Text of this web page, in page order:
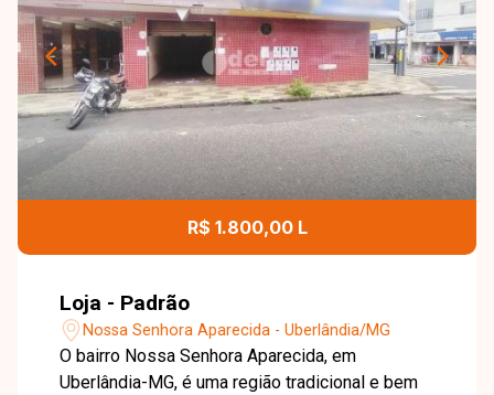
R$ 1.800,00 L
Loja - Padrão
Nossa Senhora Aparecida - Uberlândia/MG
O bairro Nossa Senhora Aparecida, em
Uberlândia-MG, é uma região tradicional e bem